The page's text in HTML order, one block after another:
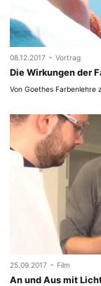
08.12.2017 - Vortrag
Die Wirkungen der
Von Goethes Farbenlehre
25.09.2017 - Film
An und Aus mit